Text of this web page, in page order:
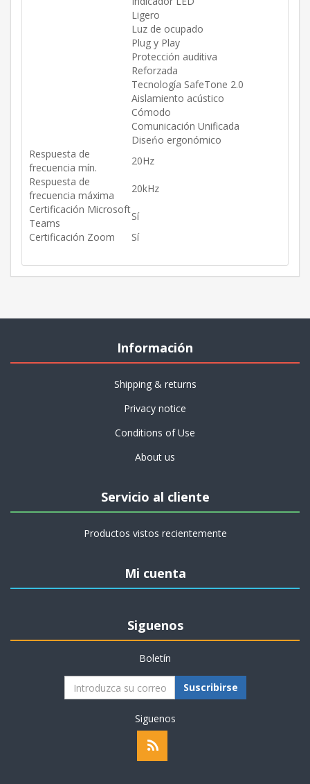
Ligero
Luz de ocupado
Plug y Play
Protección auditiva
Reforzada
Tecnología SafeTone 2.0
Aislamiento acústico
Cómodo
Comunicación Unificada
Diseńo ergonómico
Respuesta de
frecuencia mín.
20Hz
Respuesta de
frecuencia máxima
20kHz
Certificación Microsoft
Teams
Sí
Certificación Zoom
Sí
Información
Shipping & returns
Privacy notice
Conditions of Use
About us
Servicio al cliente
Productos vistos recientemente
Mi cuenta
Siguenos
Boletín
Suscribirse
Siguenos